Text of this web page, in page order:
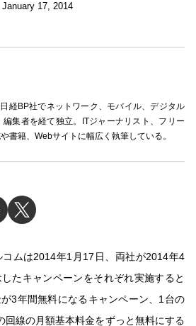
January 17, 2014
経BP社でネットワーク、モバイル、デジタル
集者を経て独立。ITジャーナリスト、フリー
書籍、Webサイトに幅広く執筆している。
ムは2014年1月17日、両社が2014年4
たキャンペーンをそれぞれ実施すると
3年間無料になるキャンペーン、1台の
回線の月額基本料金をずっと無料にする